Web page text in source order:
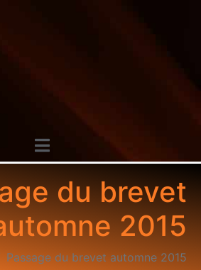
du brevet
2015
Passage du brevet automne 2015